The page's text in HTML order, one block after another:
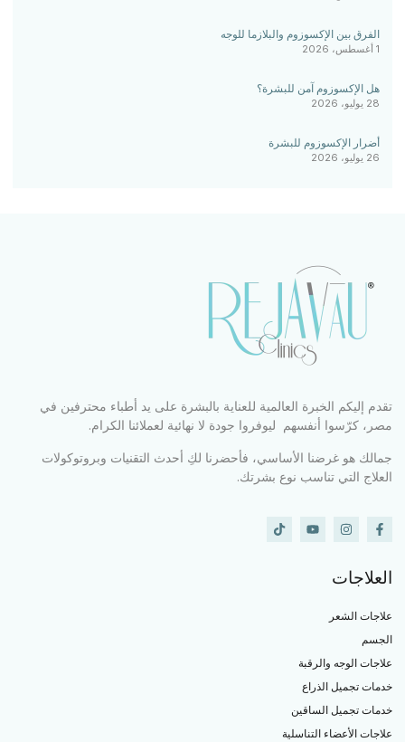
الفرق بين الإكسوزوم والبلازما للوجه
1 أغسطس، 2026
هل الإكسوزوم آمن للبشرة؟
28 يوليو، 2026
أضرار الإكسوزوم للبشرة
26 يوليو، 2026
تقدم إليكم الخبرة العالمية للعناية بالبشرة على يد أطباء محترفين في
مصر، كرّسوا أنفسهم ليوفروا جودة لا نهائية لعملائنا الكرام.
جمالك هو غرضنا الأساسي، فأحضرنا لكِ أحدث التقنيات وبروتوكولات
العلاج التي تناسب نوع بشرتك.
العلاجات
علاجات الشعر
الجسم
علاجات الوجه والرقبة
خدمات تجميل الذراع
خدمات تجميل الساقين
علاجات الأعضاء التناسلية